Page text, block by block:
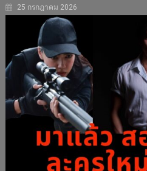
25 กรกฎาคม 2026